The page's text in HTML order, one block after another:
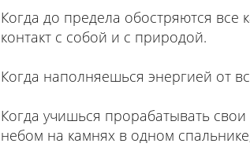
Когда до предела обостряются
контакт с собой и с природой.
Когда наполняешься энергией от
Когда учишься прорабатывать
небом на камнях в одном